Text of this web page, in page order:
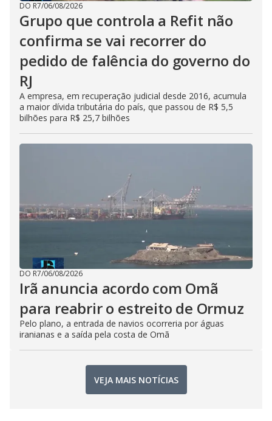
DO R7/06/08/2026
Grupo que controla a Refit não
confirma se vai recorrer do
pedido de falência do governo do
RJ
A empresa, em recuperação judicial desde 2016, acumula
a maior dívida tributária do país, que passou de R$ 5,5
bilhões para R$ 25,7 bilhões
DO R7/06/08/2026
Irã anuncia acordo com Omã
para reabrir o estreito de Ormuz
Pelo plano, a entrada de navios ocorreria por águas
iranianas e a saída pela costa de Omã
VEJA MAIS NOTÍCIAS